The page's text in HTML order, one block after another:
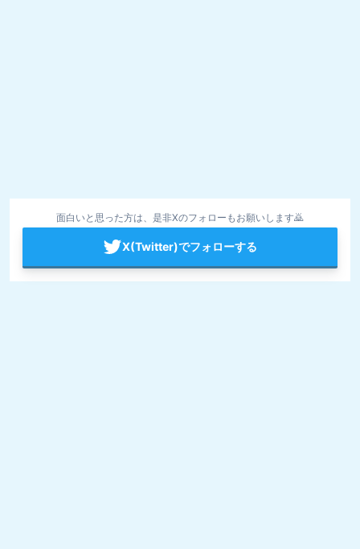
面白いと思った方は、是非Xのフォローもお願いします🙇
X(Twitter)でフォローする